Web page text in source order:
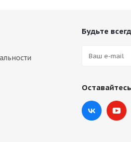
Будьте